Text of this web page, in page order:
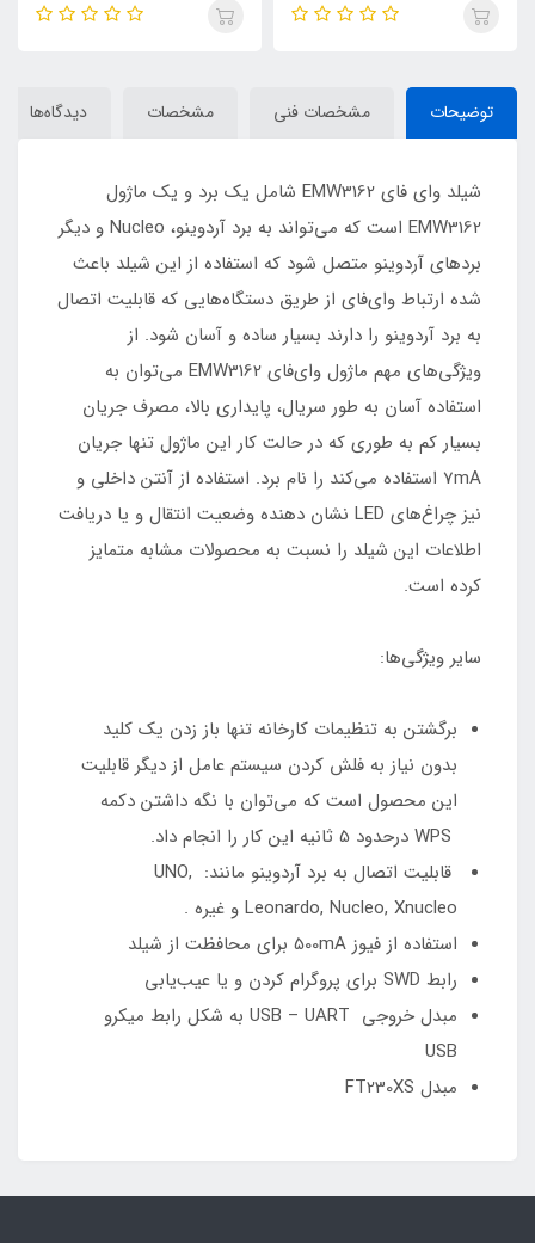
توضیحات مشخصات فنی مشخصات دیدگاه‌ها
شیلد وای فای EMW3162 شامل یک برد و یک ماژول
EMW3162 است که می‌تواند به برد آردوینو، Nucleo و دیگر
برد‌های آردوینو متصل شود که استفاده از این شیلد باعث
شده ارتباط وای‌فای از طریق دستگاه‌هایی که قابلیت اتصال
به برد آردوینو را دارند بسیار ساده و آسان شود. از
ویژگی‌های مهم ماژول وای‌فای EMW3162 می‌توان به
استفاده آسان به طور سریال، پایداری بالا، مصرف جریان
بسیار کم به طوری که در حالت کار این ماژول تنها جریان
7mA استفاده می‌کند را نام برد. استفاده از آنتن داخلی و
نیز چرا‌غ‌های LED نشان دهنده وضعیت انتقال و یا دریافت
اطلاعات این شیلد را نسبت به محصولات مشابه متمایز
کرده است.
سایر ویژگی‌ها:
برگشتن به تنظیمات کارخانه تنها باز زدن یک کلید
بدون نیاز به فلش کردن سیستم عامل از دیگر قابلیت
این محصول است که می‌توان با نگه داشتن دکمه
قابلیت اتصال به برد آردوینو مانند: UNO,
Leonardo, Nucleo, Xnucleo و غیره .
استفاده از فیوز 500mA برای محافظت از شیلد
رابط SWD برای پروگرام کردن و یا عیب‌یابی
مبدل خروجی USB – UART به شکل رابط میکرو
USB
مبدل FT230XS